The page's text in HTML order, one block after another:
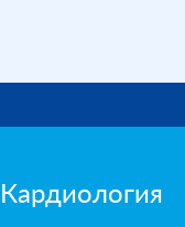
Кардиология